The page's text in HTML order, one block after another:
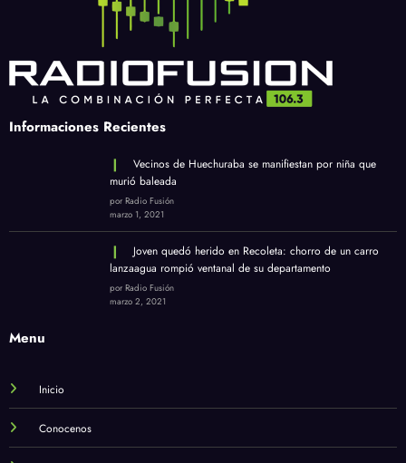
Informaciones Recientes
Vecinos de Huechuraba se manifiestan por niña que
murió baleada
por Radio Fusión
marzo 1, 2021
Joven quedó herido en Recoleta: chorro de un carro
lanzaagua rompió ventanal de su departamento
por Radio Fusión
marzo 2, 2021
Menu
Inicio
Conocenos